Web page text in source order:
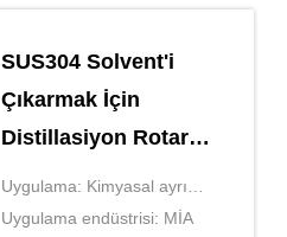
SUS304 Solvent'i
Çıkarmak İçin
Distillasiyon Rotary
Buharatı
Uygulama: Kimyasal ayrım,
damıtma
Uygulama endüstrisi: MİA